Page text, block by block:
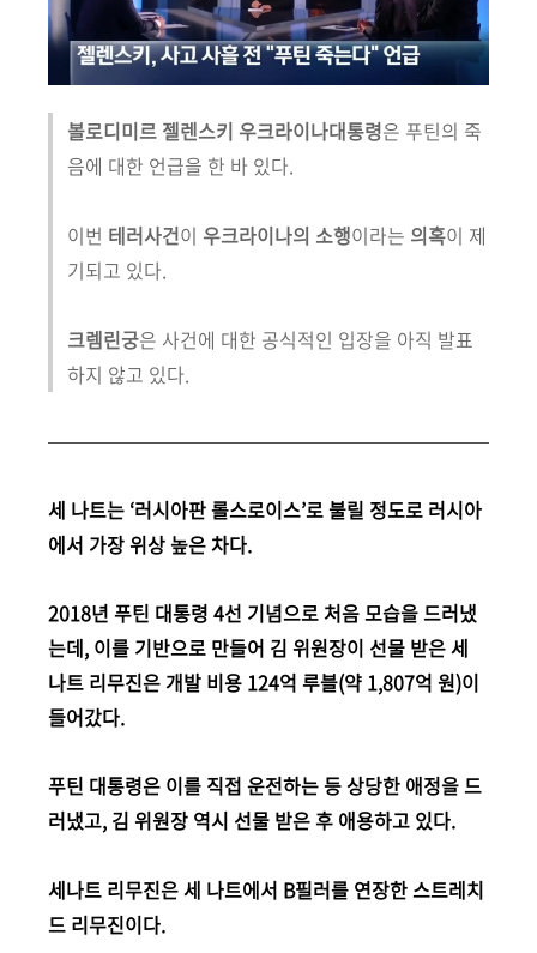
볼로디미르 젤렌스키 우크라이나대통령은 푸틴의 죽
음에 대한 언급을 한 바 있다.
이번 테러사건이 우크라이나의 소행이라는 의혹이 제
기되고 있다.
크렘린궁은 사건에 대한 공식적인 입장을 아직 발표
하지 않고 있다.
세 나트는 ‘러시아판 롤스로이스’로 불릴 정도로 러시아
에서 가장 위상 높은 차다.
2018년 푸틴 대통령 4선 기념으로 처음 모습을 드러냈
는데, 이를 기반으로 만들어 김 위원장이 선물 받은 세
나트 리무진은 개발 비용 124억 루블(약 1,807억 원)이
들어갔다.
푸틴 대통령은 이를 직접 운전하는 등 상당한 애정을 드
러냈고, 김 위원장 역시 선물 받은 후 애용하고 있다.
세나트 리무진은 세 나트에서 B필러를 연장한 스트레치
드 리무진이다.